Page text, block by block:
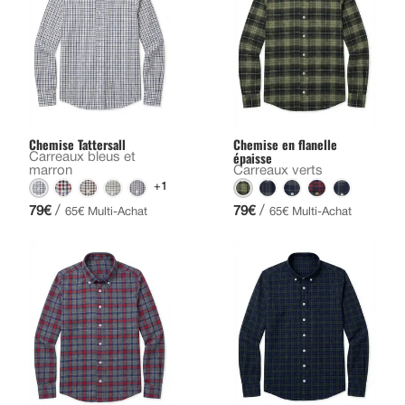
Chemise Tattersall
Carreaux bleus et
marron
+1
79€ / 65€ Multi-Achat
Chemise en flanelle
épaisse
Carreaux verts
79€ / 65€ Multi-Achat